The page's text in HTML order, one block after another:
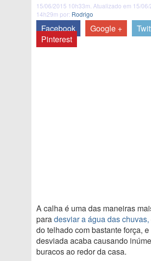
15/06/2015 10h33m. Atualizado em 15/06/
14h29m por: Rodrigo
Facebook Google +
Pinterest
A calha é uma das maneiras
paradesviar a água das chuvas,
do telhado com bastante força,
desviada acaba causando
buracos ao redor da casa.